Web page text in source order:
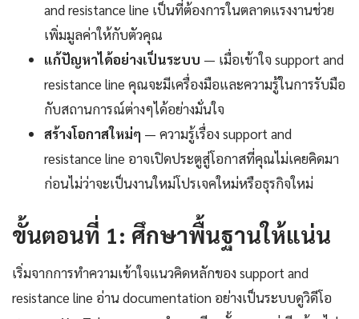
and resistance line เป็นที่ต้องการในตลาดแรงงานช่วย
เพิ่มมูลค่าให้กับตัวคุณ
แก้ปัญหาได้อย่างเป็นระบบ — เมื่อเข้าใจ support and
resistance line คุณจะมีเครื่องมือและความรู้ในการรับมือ
กับสถานการณ์ต่างๆได้อย่างมั่นใจ
สร้างโอกาสใหม่ๆ — ความรู้เรื่อง support and
resistance line อาจเปิดประตูสู่โอกาสที่คุณไม่เคยคิดมา
ก่อนไม่ว่าจะเป็นงานใหม่โปรเจคใหม่หรือธุรกิจใหม่
ขั้นตอนที่ 1: ศึกษาพื้นฐานให้แน่น
เริ่มจากการทำความเข้าใจแนวคิดหลักของ support and
resistance line อ่าน documentation อย่างเป็นระบบดูวิดีโอ